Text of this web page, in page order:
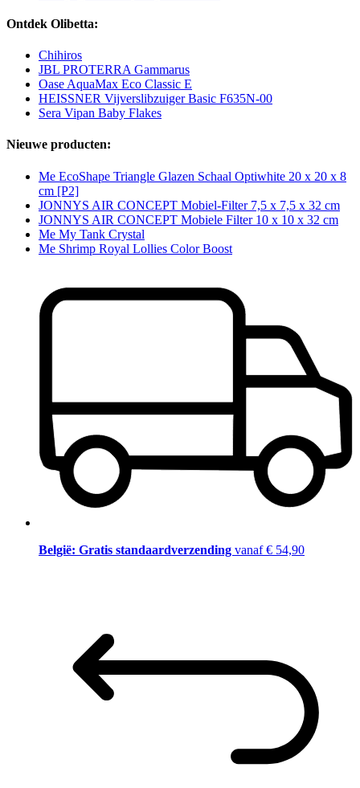
Ontdek Olibetta:
Chihiros
JBL PROTERRA Gammarus
Oase AquaMax Eco Classic E
HEISSNER Vijverslibzuiger Basic F635N-00
Sera Vipan Baby Flakes
Nieuwe producten:
Me EcoShape Triangle Glazen Schaal Optiwhite 20 x 20 x 8
cm [P2]
JONNYS AIR CONCEPT Mobiel-Filter 7,5 x 7,5 x 32 cm
JONNYS AIR CONCEPT Mobiele Filter 10 x 10 x 32 cm
Me My Tank Crystal
Me Shrimp Royal Lollies Color Boost
België: Gratis standaardverzending vanaf € 54,90